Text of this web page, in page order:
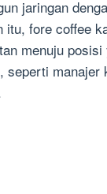
jaringan
itu, fore coffee
menuju
seperti manajer